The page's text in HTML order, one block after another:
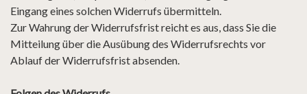
Eingang eines solchen Widerrufs übermitteln.
Zur Wahrung der Widerrufsfrist reicht es aus, dass Sie die
Mitteilung über die Ausübung des Widerrufsrechts vor
Ablauf der Widerrufsfrist absenden.